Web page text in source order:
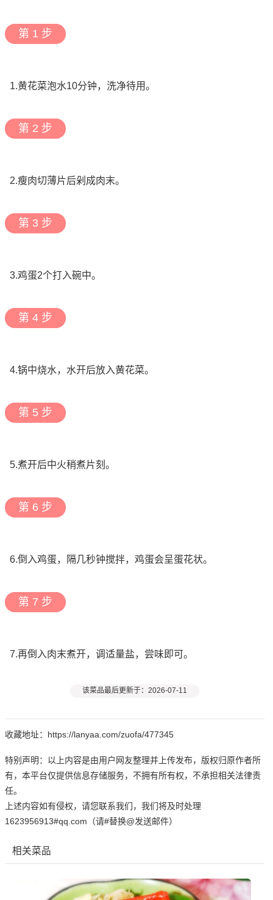
第 1 步
1.黄花菜泡水10分钟，洗净待用。
第 2 步
2.瘦肉切薄片后剁成肉末。
第 3 步
3.鸡蛋2个打入碗中。
第 4 步
4.锅中烧水，水开后放入黄花菜。
第 5 步
5.煮开后中火稍煮片刻。
第 6 步
6.倒入鸡蛋，隔几秒钟搅拌，鸡蛋会呈蛋花状。
第 7 步
7.再倒入肉末煮开，调适量盐，尝味即可。
该菜品最后更新于：2026-07-11
收藏地址：https://lanyaa.com/zuofa/477345
特别声明：以上内容是由用户网友整理并上传发布，版权归原作者所
有，本平台仅提供信息存储服务，不拥有所有权，不承担相关法律责
任。
上述内容如有侵权，请您联系我们，我们将及时处理
1623956913#qq.com（请#替换@发送邮件）
相关菜品